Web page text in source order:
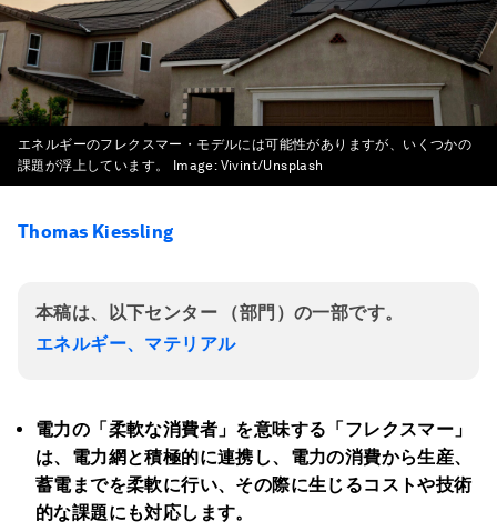
エネルギーのフレクスマー・モデルには可能性がありますが、いくつかの
課題が浮上しています。
Image: Vivint/Unsplash
Thomas Kiessling
本稿は、以下センター （部門）の一部です。
エネルギー、マテリアル
電力の「柔軟な消費者」を意味する「フレクスマー」
は、電力網と積極的に連携し、電力の消費から生産、
蓄電までを柔軟に行い、その際に生じるコストや技術
的な課題にも対応します。